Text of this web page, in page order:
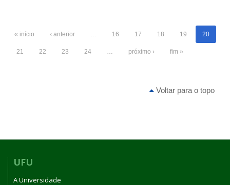
« início ‹ anterior … 16 17 18 19 20
21 22 23 24 … próximo › fim »
Voltar para o topo
UFU
A Universidade